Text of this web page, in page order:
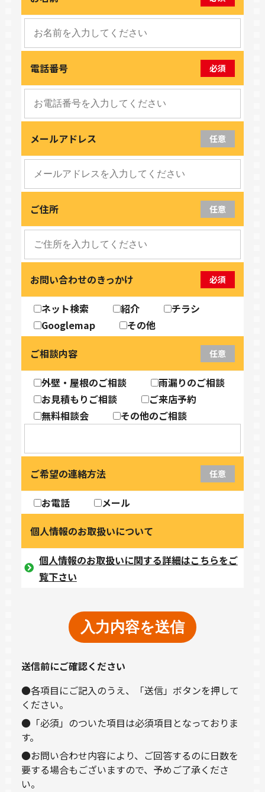
電話番号 必須
メールアドレス 任意
ご住所 任意
お問い合わせのきっかけ 必須
ネット検索 紹介
チラシ
Googlemap
その他
ご相談内容
任意
外壁・屋根のご相談
雨漏りのご相談
お見積もりご相談
ご来店予約
無料相談会
その他のご相談
ご希望の連絡方法 任意
お電話
メール
個人情報のお取扱いについて
個人情報のお取扱いに関する詳細はこちらをご
覧下さい
送信前にご確認ください
●各項目にご記入のうえ、「送信」ボタンを押して
ください。
●「必須」のついた項目は必須項目となっておりま
す。
●お問い合わせ内容により、ご回答するのに日数を
要する場合もございますので、予めご了承くださ
い。